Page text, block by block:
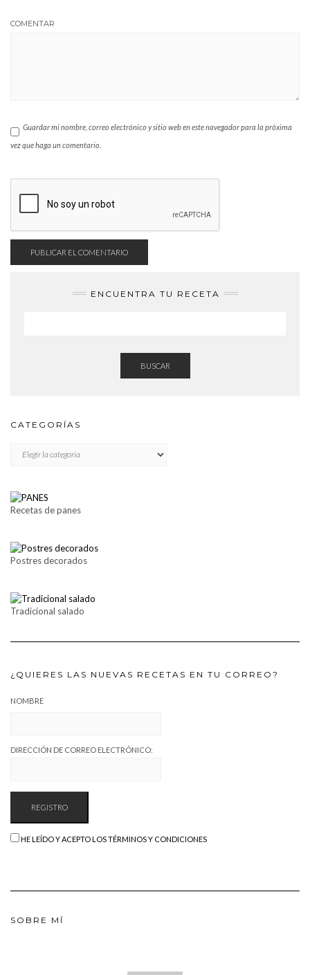
COMENTAR
Guardar mi nombre, correo electrónico y sitio web en este navegador para la próxima
vez que haga un comentario.
ENCUENTRA TU RECETA
BUSCAR
CATEGORÍAS
Recetas de panes
Postres decorados
Tradicional salado
¿QUIERES LAS NUEVAS RECETAS EN TU CORREO?
NOMBRE
DIRECCIÓN DE CORREO ELECTRÓNICO:
HE LEÍDO Y ACEPTO LOS TÉRMINOS Y CONDICIONES
SOBRE MÍ